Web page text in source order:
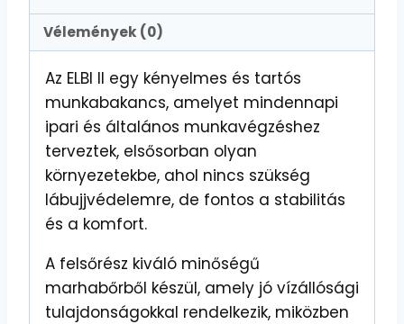
Vélemények (0)
Az ELBI II egy kényelmes és tartós
munkabakancs, amelyet mindennapi
ipari és általános munkavégzéshez
terveztek, elsősorban olyan
környezetekbe, ahol nincs szükség
lábujjvédelemre, de fontos a stabilitás
és a komfort.
A felsőrész kiváló minőségű
marhabőrből készül, amely jó vízállósági
tulajdonságokkal rendelkezik, miközben